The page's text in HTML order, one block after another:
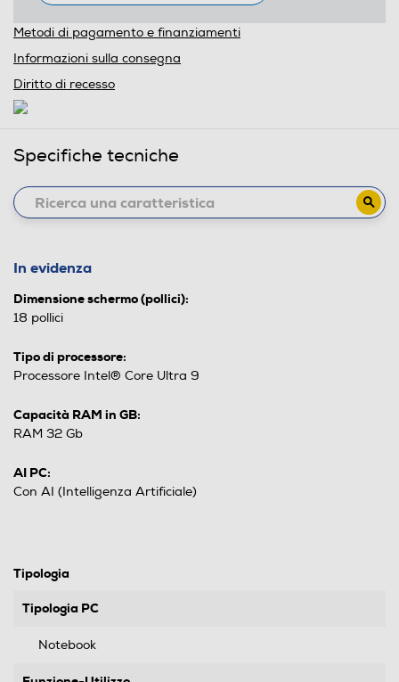
Metodi di pagamento e finanziamenti
Informazioni sulla consegna
Diritto di recesso
Specifiche tecniche
In evidenza
Dimensione schermo (pollici):
18 pollici
Tipo di processore:
Processore Intel® Core Ultra 9
Capacità RAM in GB:
RAM 32 Gb
AI PC:
Con AI (Intelligenza Artificiale)
Tipologia
Tipologia PC
Notebook